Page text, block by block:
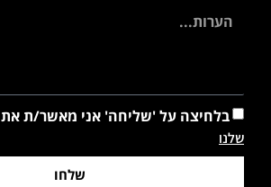
בלחיצה על 'שליחה' אני מאשר/ת את
שלנו
שלחו